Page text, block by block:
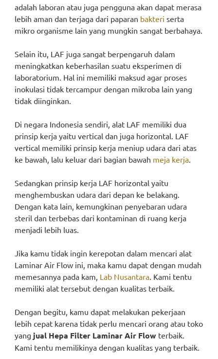
adalah laboran atau juga pengguna akan dapat merasa
lebih aman dan terjaga dari paparan bakteri serta
mikro organisme lain yang mungkin sangat berbahaya.
Selain itu, LAF juga sangat berpengaruh dalam
meningkatkan keberhasilan suatu eksperimen di
laboratorium. Hal ini memiliki maksud agar proses
inokulasi tidak tercampur dengan mikroba lain yang
tidak diinginkan.
Di negara Indonesia sendiri, alat LAF memiliki dua
prinsip kerja yaitu vertical dan juga horizontal. LAF
vertical memiliki prinsip kerja meniup udara dari atas
ke bawah, lalu keluar dari bagian bawah meja kerja.
Sedangkan prinsip kerja LAF horizontal yaitu
menghembuskan udara dari depan ke belakang.
Dengan kata lain, kemungkinan penyebaran udara
steril dan terbebas dari kontaminan di ruang kerja
menjadi lebih luas.
Jika kamu tidak ingin kerepotan dalam mencari alat
Laminar Air Flow ini, maka kamu dapat dengan mudah
memesannya pada kam, Lab Nusantara. Kami tentu
memiliki alat tersebut dengan kualitas terbaik.
Dengan begitu, kamu dapat melakukan pekerjaan
lebih cepat karena tidak perlu mencari orang atau toko
yang jual Hepa Filter Laminar Air Flow terbaik.
Kami tentu memilikinya dengan kualitas yang terbaik.